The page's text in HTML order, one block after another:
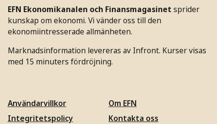
EFN Ekonomikanalen och Finansmagasinet sprider
kunskap om ekonomi. Vi vänder oss till den
ekonomiintresserade allmänheten.
Marknadsinformation levereras av Infront. Kurser visas
med 15 minuters fördröjning.
Användarvillkor
Integritetspolicy
Om EFN
Kontakta oss